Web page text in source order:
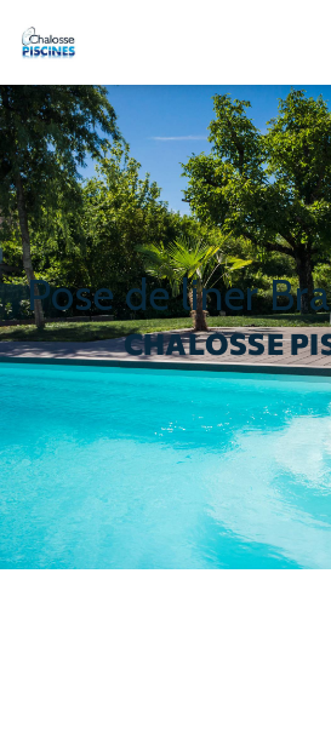
pose de liner
CHALOSSE